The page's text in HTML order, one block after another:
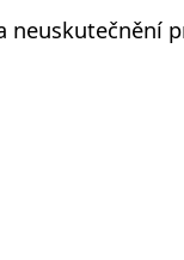
neuskutečnění